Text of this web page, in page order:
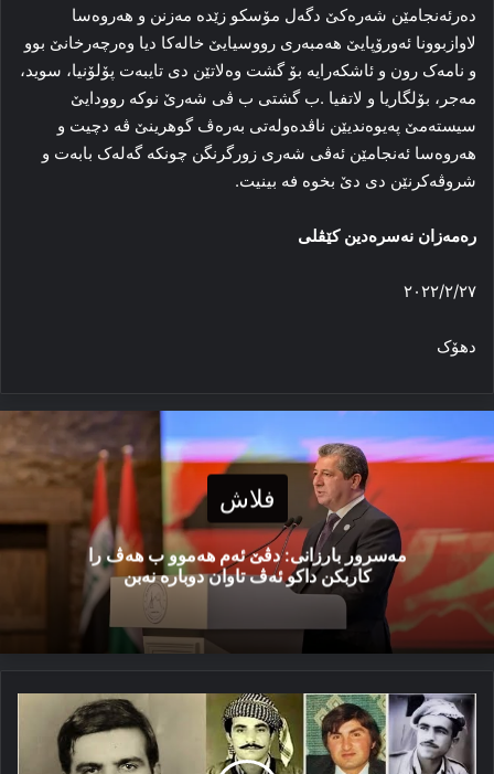
دەرئەنجامێن شەرەکێ دگەل مۆسکو زێدە مەزنن و هەروەسا
لاوازبوونا ئەورۆپایێ هەمبەرى رووسیایێ خالەکا دیا وەرچەرخانێ بوو
و نامەک رون و ئاشکەرایە بۆ گشت وەلاتێن دى تایبەت پۆلۆنیا، سوید،
مەجر، بۆلگاریا و لاتفیا .ب گشتى ب ڤى شەرێ نوکە روودایێ
سیستەمێ پەیوەندیێن ناڤدەولەتى بەرەڤ گوهرینێ ڤە دچیت و
هەروەسا ئەنجامێن ئەڤى شەرى زورگرنگن چونکە گەلەک بابەت و
شروڤەکرنێن دى دێ بخوە فە بینیت.
رەمەزان نەسرەدین كێڤلی
٢٠٢٢/٢/٢٧
دهۆک
فلاش
مەسرور بارزانی: دڤێ ئەم هەموو ب هەڤ را
کاربکن داکو ئەڤ تاوان دوبارە نەبن
سێدارەدانا
نەهـ
شەهیدێن